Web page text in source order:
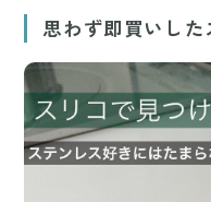
思わず即買いし